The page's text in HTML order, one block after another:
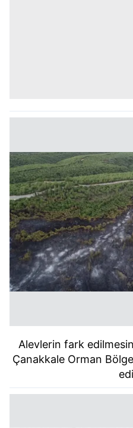
Alevlerin fark
Çanakkale Orman